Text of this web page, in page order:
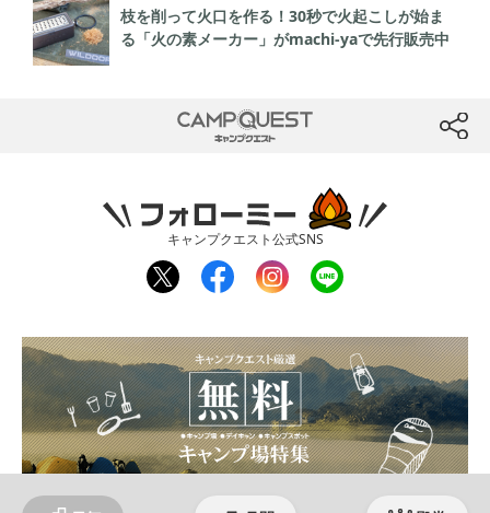
枝を削って火口を作る！30秒で火起こしが始ま
る「火の素メーカー」がmachi-yaで先行販売中
btn
CAMP QUEST
キャンプクエスト公式SNS
twit
ter
fac
ebo
inst
agr
line